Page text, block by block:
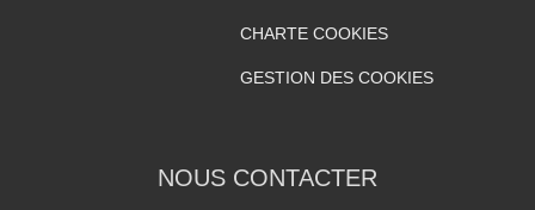
CHARTE COOKIES
GESTION DES COOKIES
NOUS CONTACTER